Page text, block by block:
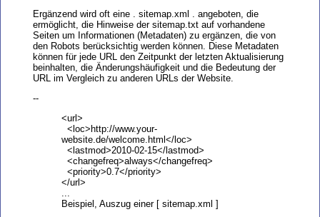
Ergänzend wird oft eine . sitemap.xml . angeboten, die
ermöglicht, die Hinweise der sitemap.txt auf vorhandene
Seiten um Informationen (Metadaten) zu ergänzen, die von
den Robots berücksichtig werden können. Diese Metadaten
können für jede URL den Zeitpunkt der letzten Aktualisierung
beinhalten, die Änderungshäufigkeit und die Bedeutung der
URL im Vergleich zu anderen URLs der Website.
--
<url>
<loc>http://www.your-
website.de/welcome.html</loc>
<lastmod>2010-02-15</lastmod>
<changefreq>always</changefreq>
<priority>0.7</priority>
</url>
...
Beispiel, Auszug einer [ sitemap.xml ]